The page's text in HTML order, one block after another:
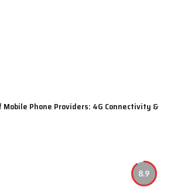
Mobile Phone Providers: 4G Connectivity &
8.9